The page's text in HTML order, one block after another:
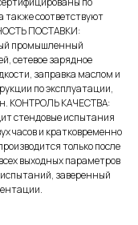
соответствуют
ПОСТАВКИ:
промышленный
сетевое зарядное
заправка маслом и
по эксплуатации,
КОНТРОЛЬ КАЧЕСТВА:
стендовые испытания
часов и кратковременно
только после
выходных параметров
заверенный